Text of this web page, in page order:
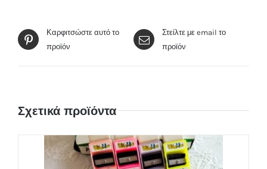
Καρφιτσώστε αυτό το
προϊόν
Στείλτε με email το
προϊόν
Σχετικά προϊόντα